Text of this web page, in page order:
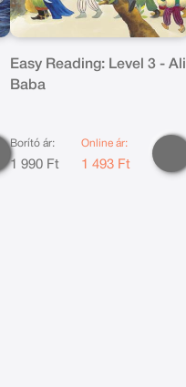
Easy Reading: Level 3 - Ali
Baba
Borító ár:
1 990 Ft
Online ár:
1 493 Ft